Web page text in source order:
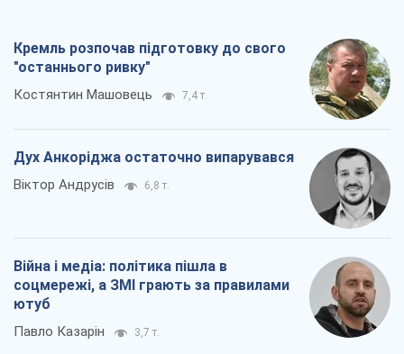
Кремль розпочав підготовку до свого
"останнього ривку"
Костянтин Машовець 7,4 т.
Дух Анкоріджа остаточно випарувався
Віктор Андрусів 6,8 т.
Війна і медіа: політика пішла в
соцмережі, а ЗМІ грають за правилами
ютуб
Павло Казарін 3,7 т.